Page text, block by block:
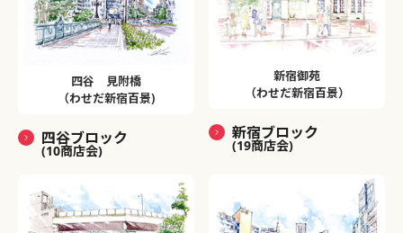
四谷 見附橋
（わせだ新宿百景)
四谷ブロック
(10商店会)
新宿御苑
（わせだ新宿百景）
新宿ブロック
(19商店会)